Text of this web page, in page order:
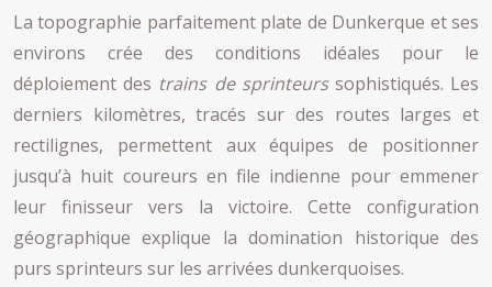
La topographie parfaitement plate de Dunkerque et ses
environs crée des conditions idéales pour le
déploiement des trains de sprinteurs sophistiqués. Les
derniers kilomètres, tracés sur des routes larges et
rectilignes, permettent aux équipes de positionner
jusqu’à huit coureurs en file indienne pour emmener
leur finisseur vers la victoire. Cette configuration
géographique explique la domination historique des
purs sprinteurs sur les arrivées dunkerquoises.